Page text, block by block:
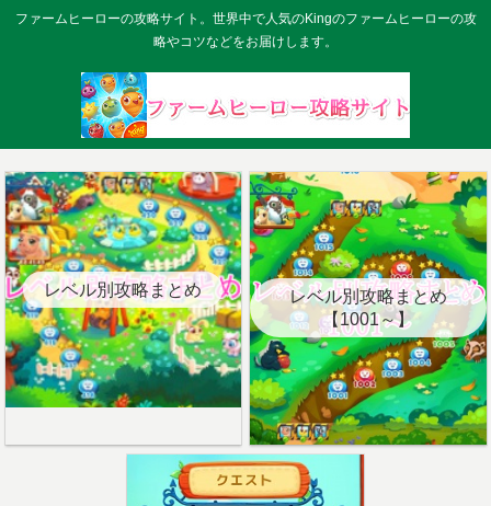
ファームヒーローの攻略サイト。世界中で人気のKingのファームヒーローの攻
略やコツなどをお届けします。
レベル別攻略まとめ
レベル別攻略まとめ
【1001～】